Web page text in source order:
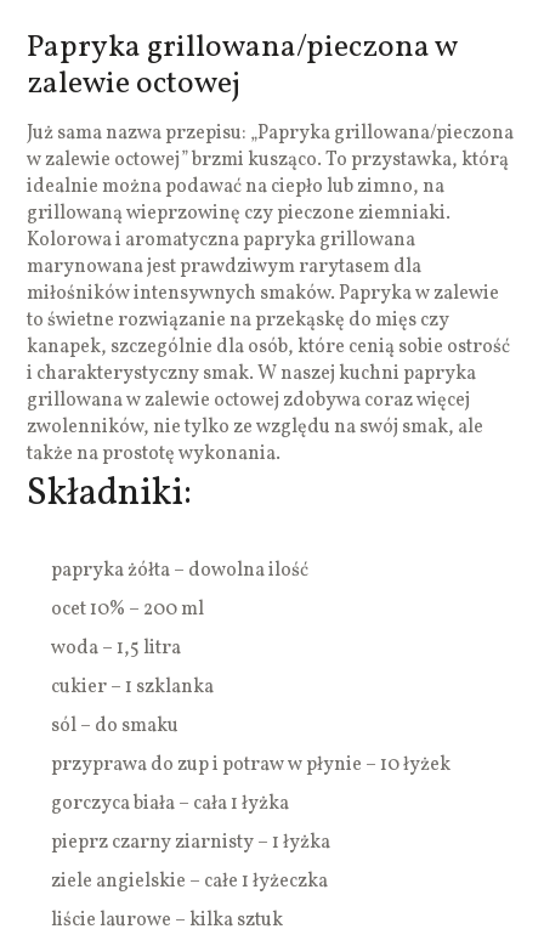
Papryka grillowana/pieczona w
zalewie octowej
Już sama nazwa przepisu: „Papryka grillowana/pieczona
w zalewie octowej” brzmi kusząco. To przystawka, którą
idealnie można podawać na ciepło lub zimno, na
grillowaną wieprzowinę czy pieczone ziemniaki.
Kolorowa i aromatyczna papryka grillowana
marynowana jest prawdziwym rarytasem dla
miłośników intensywnych smaków. Papryka w zalewie
to świetne rozwiązanie na przekąskę do mięs czy
kanapek, szczególnie dla osób, które cenią sobie ostrość
i charakterystyczny smak. W naszej kuchni papryka
grillowana w zalewie octowej zdobywa coraz więcej
zwolenników, nie tylko ze względu na swój smak, ale
także na prostotę wykonania.
Składniki:
papryka żółta – dowolna ilość
ocet 10% – 200 ml
woda – 1,5 litra
cukier – 1 szklanka
sól – do smaku
przyprawa do zup i potraw w płynie – 10 łyżek
gorczyca biała – cała 1 łyżka
pieprz czarny ziarnisty – 1 łyżka
ziele angielskie – całe 1 łyżeczka
liście laurowe – kilka sztuk